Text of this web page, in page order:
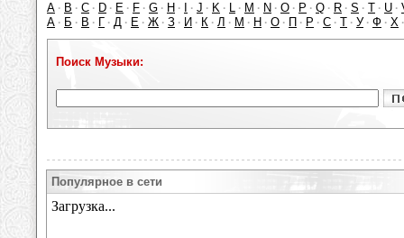
A · B · C · D · E · F · G · H · · J · K · L · M · N · O · P · Q · R · S · T · U ·
А · Б · В · Г · Д · Е · Ж · З · И · К · Л · М · Н · О · П · Р · С · Т · У · Ф · Х
Поиск Музыки:
Популярное в сети